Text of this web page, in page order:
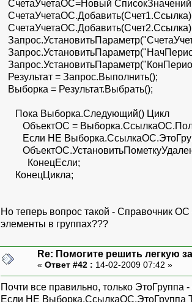
СчетаУчетаОС=Новый
Результат = Запрос.Выполнить();
Выборка = Результат.Выбрать();
Пока Выборка.Следующий() Цикл
ОбъектОС =
Если НЕ
КонецЕсли;
КонецЦикла;
Но теперь вопрос такой - Справочник
элементы в группах???
Re: Помогите решить легкую
« Ответ #42 : 14-02-2009 07:42 »
Почти все правильно, только ЭтоГруппа
Если НЕ Выборка.СсылкаОС.ЭтоГруппа